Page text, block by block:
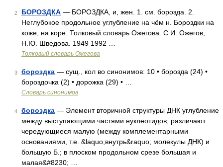
2 БОРОЗДКА — БОРОЗДКА, и, жен. 1. см. борозда. 2.
Неглубокое продольное углубление на чём н. Бороздки на
коже, на коре. Толковый словарь Ожегова. С.И. Ожегов,
Н.Ю. Шведова. 1949 1992 …
Толковый словарь Ожегова
3 бороздка — сущ., кол во синонимов: 10 • борозда (24) •
бороздочка (2) • дорожка (29) • …
Словарь синонимов
4 бороздка — Элемент вторичной структуры ДНК углубление
между выступающими частями нуклеотидов; различают
чередующиеся малую (между комплементарными
основаниями, т.е. &laquo;внутрь&raquo; молекулы ДНК) и
большую Б.; в плоском продольном срезе большая и
малая&#8230; …